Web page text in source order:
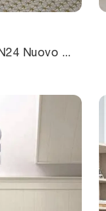
Con questa cameretta N24 Nuovo Mondo Scandola, tra le soluzioni con letti a castello, potrai allestire stanze classiche per bambine.